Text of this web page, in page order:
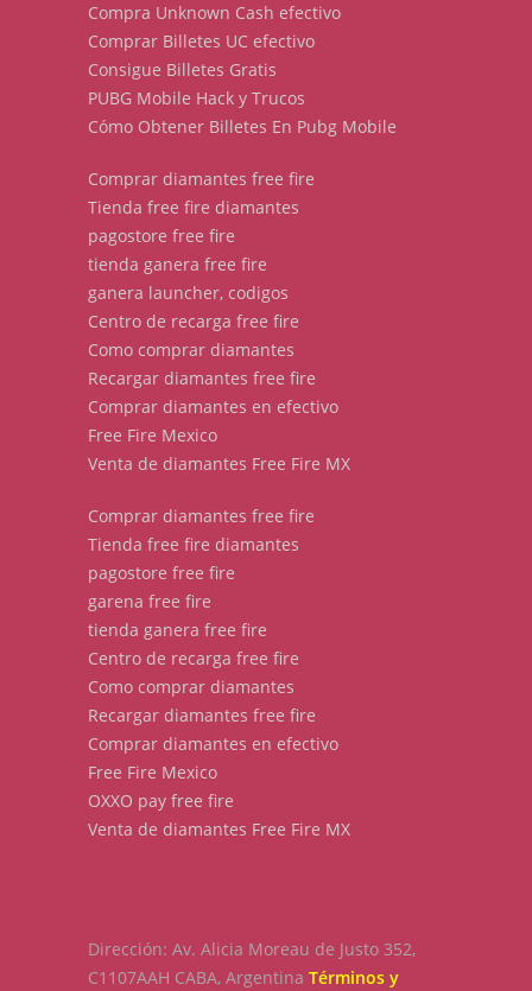
Compra Unknown Cash efectivo
Comprar Billetes UC efectivo
Consigue Billetes Gratis
PUBG Mobile Hack y Trucos
Cómo Obtener Billetes En Pubg Mobile
Comprar diamantes free fire
Tienda free fire diamantes
pagostore free fire
tienda ganera free fire
ganera launcher, codigos
Centro de recarga free fire
Como comprar diamantes
Recargar diamantes free fire
Comprar diamantes en efectivo
Free Fire Mexico
Venta de diamantes Free Fire MX
Comprar diamantes free fire
Tienda free fire diamantes
pagostore free fire
garena free fire
tienda ganera free fire
Centro de recarga free fire
Como comprar diamantes
Recargar diamantes free fire
Comprar diamantes en efectivo
Free Fire Mexico
OXXO pay free fire
Venta de diamantes Free Fire MX
Dirección: Av. Alicia Moreau de Justo 352,
C1107AAH CABA, Argentina Términos y